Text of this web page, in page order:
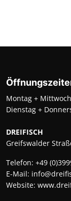
Montag +
Dienstag +
DREIFISCH
Greifswalder
Telefon: +49
E-Mail:
Website: